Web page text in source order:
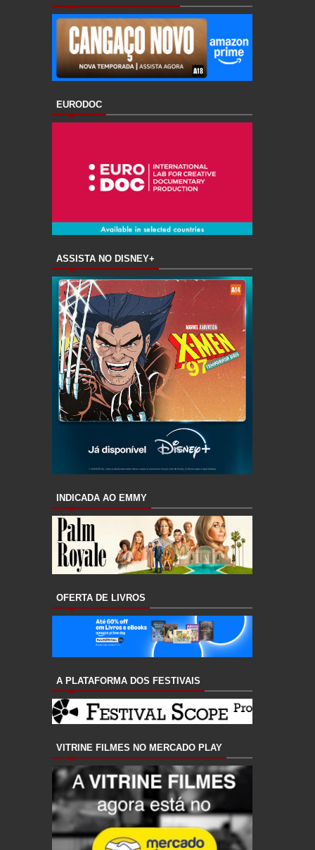
EURODOC
ASSISTA NO DISNEY+
INDICADA AO EMMY
OFERTA DE LIVROS
A PLATAFORMA DOS FESTIVAIS
VITRINE FILMES NO MERCADO PLAY